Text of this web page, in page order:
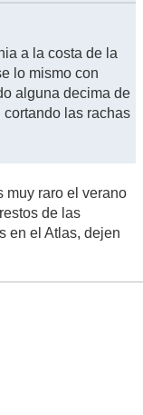
a la costa de la
lo mismo con
alguna decima de
las rachas
muy raro el verano
de las
en el Atlas, dejen